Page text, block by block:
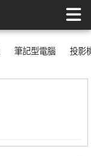
筆記型電腦 投影